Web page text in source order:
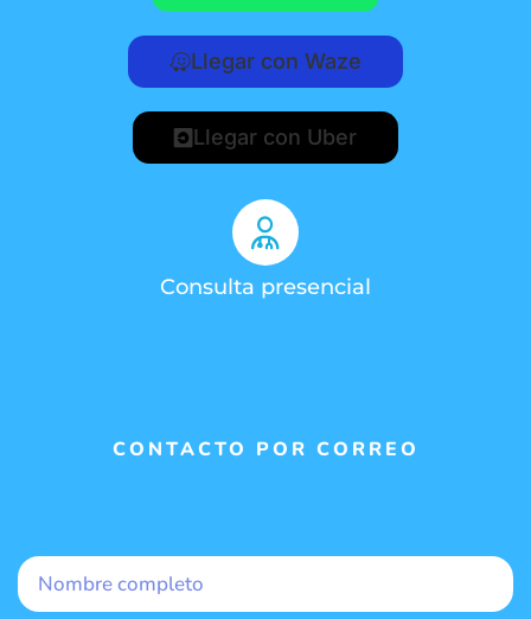
Llegar con Waze
Llegar con Uber
Consulta presencial
CONTACTO POR CORREO